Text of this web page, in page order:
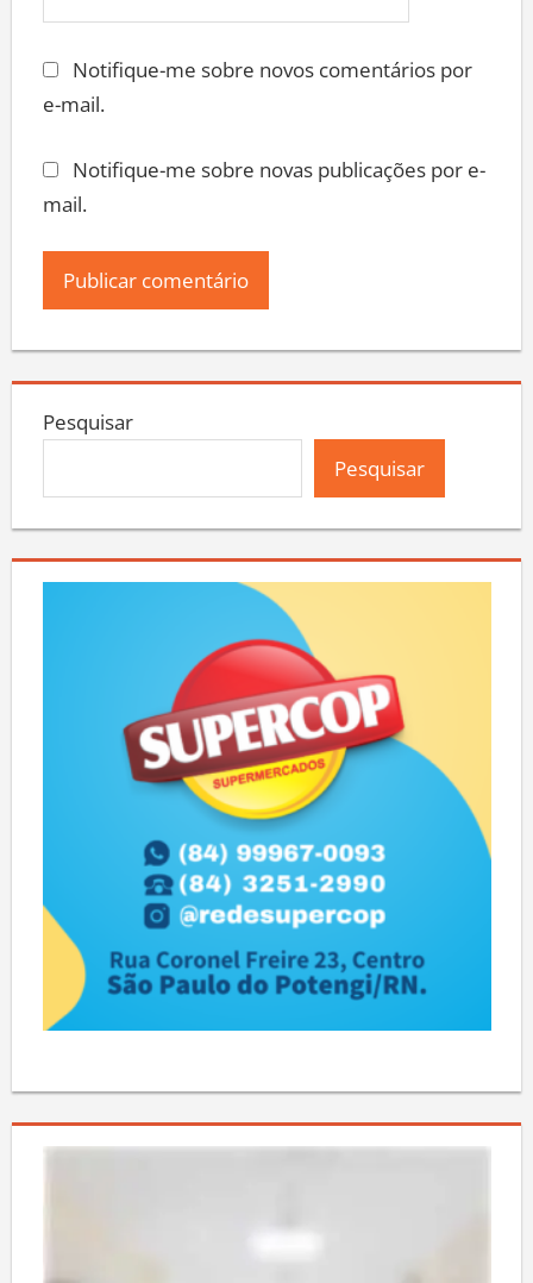
Notifique-me sobre novos comentários por
e-mail.
Notifique-me sobre novas publicações por e-
mail.
Pesquisar
Pesquisar